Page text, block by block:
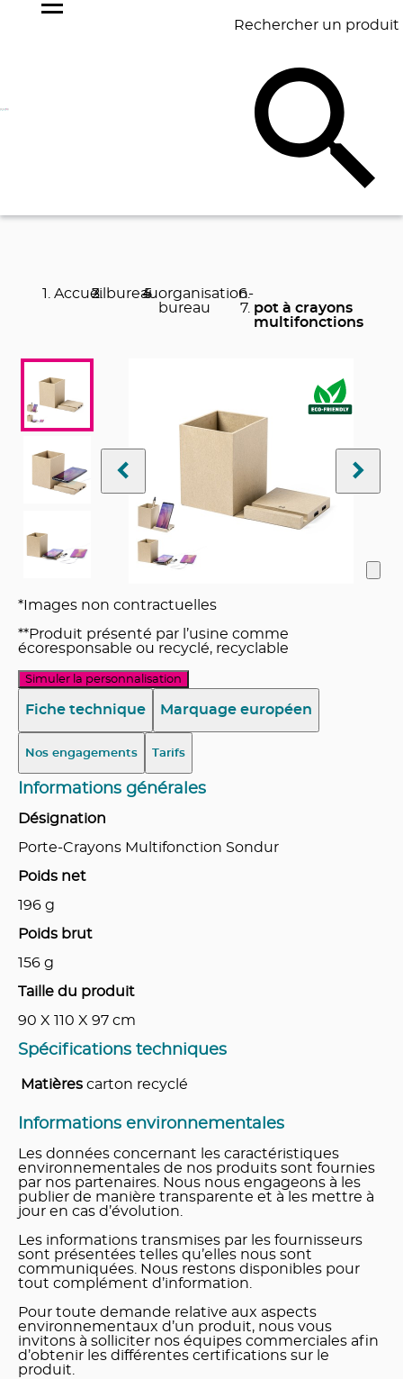
Rechercher un produit
BAGAGERIE BUREAU
Accueil bureauorganisation-
bureau
pot à crayons
multifonctions
*Images non contractuelles
**Produit présenté par l’usine comme
écoresponsable ou recyclé, recyclable
Simuler la personnalisation
Fiche technique Marquage européen
Nos engagements Tarifs
Informations générales
Désignation
Porte-Crayons Multifonction Sondur
Poids net
196 g
Poids brut
156 g
Taille du produit
90 X 110 X 97 cm
Spécifications techniques
Matières carton recyclé
Informations environnementales
Les données concernant les caractéristiques
environnementales de nos produits sont fournies
par nos partenaires. Nous nous engageons à les
publier de manière transparente et à les mettre à
jour en cas d’évolution.
Les informations transmises par les fournisseurs
sont présentées telles qu’elles nous sont
communiquées. Nous restons disponibles pour
tout complément d’information.
Pour toute demande relative aux aspects
environnementaux d’un produit, nous vous
invitons à solliciter nos équipes commerciales afin
d’obtenir les différentes certifications sur le
produit.